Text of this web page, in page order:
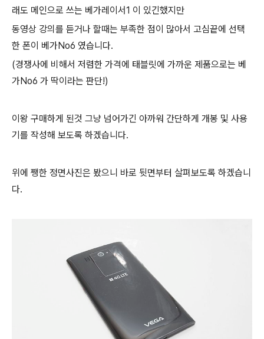
래도 메인으로 쓰는 베가레이서1 이 있긴했지만
동영상 강의를 듣거나 할때는 부족한 점이 많아서 고심끝에 선택
한 폰이 베가No6 였습니다.
(경쟁사에 비해서 저렴한 가격에 태블릿에 가까운 제품으로는 베
가No6 가 딱이라는 판단!)
이왕 구매하게 된것 그냥 넘어가긴 아까워 간단하게 개봉 및 사용
기를 작성해 보도록 하겠습니다.
위에 쨍한 정면사진은 봤으니 바로 뒷면부터 살펴보도록 하겠습니
다.